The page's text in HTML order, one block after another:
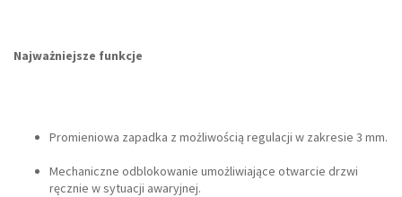
Najważniejsze funkcje
Promieniowa zapadka z możliwością regulacji w zakresie 3 mm.
Mechaniczne odblokowanie umożliwiające otwarcie drzwi
ręcznie w sytuacji awaryjnej.